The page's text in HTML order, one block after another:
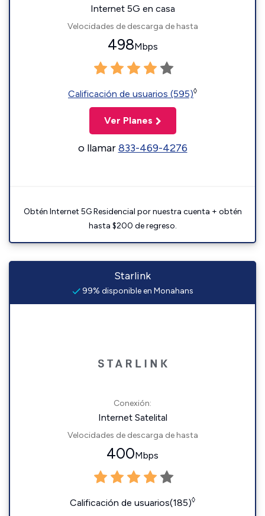
Internet 5G en casa
Velocidades de descarga de hasta
498Mbps
Calificación de usuarios (595)◊
Ver Planes
o llamar833-469-4276
Obtén Internet 5G Residencial por nuestra cuenta + obtén
hasta $200 de regreso.
Starlink
99% disponible en Monahans
Conexión:
Internet Satelital
Velocidades de descarga de hasta
400Mbps
Calificación de usuarios(185)◊